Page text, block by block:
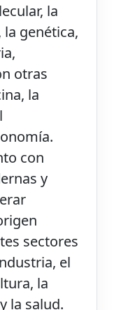
la
genética,
otras
la
con
y
sectores
el
la
la salud.